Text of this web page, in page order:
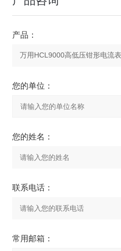
产品：
您的单位：
您的姓名：
联系电话：
常用邮箱：